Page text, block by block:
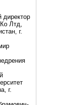
директор
Лтд,
г.
г.